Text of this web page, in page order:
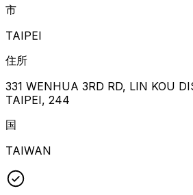
市
TAIPEI
住所
331 WENHUA 3RD RD, LIN KOU
TAIPEI, 244
国
TAIWAN